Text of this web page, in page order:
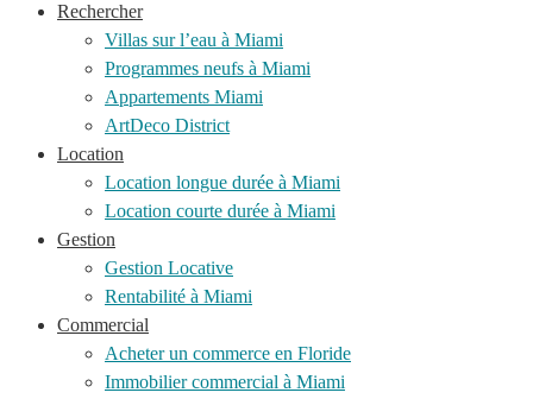
Rechercher
Villas sur l’eau à Miami
Programmes neufs à Miami
Appartements Miami
ArtDeco District
Location
Location longue durée à Miami
Location courte durée à Miami
Gestion
Gestion Locative
Rentabilité à Miami
Commercial
Acheter un commerce en Floride
Immobilier commercial à Miami